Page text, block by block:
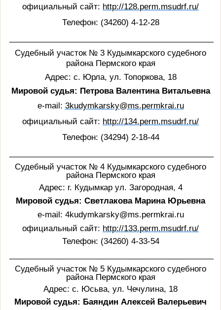
официальный сайт: http://128.perm.msudrf.ru/
Телефон: (34260) 4-12-28
Судебный участок № 3 Кудымкарского судебного
района Пермского края
Адрес: с. Юрла, ул. Топоркова, 18
Мировой судья: Петрова Валентина Витальевна
e-mail: 3kudymkarsky@ms.permkrai.ru
официальный сайт: http://134.perm.msudrf.ru/
Телефон: (34294) 2-18-44
Судебный участок № 4 Кудымкарского судебного
района Пермского края
Адрес: г. Кудымкар ул. Загородная, 4
Мировой судья: Светлакова Марина Юрьевна
e-mail: 4kudymkarsky@ms.permkrai.ru
официальный сайт: http://133.perm.msudrf.ru/
Телефон: (34260) 4-33-54
Судебный участок № 5 Кудымкарского судебного
района Пермского края
Адрес: с. Юсьва, ул. Чечулина, 18
Мировой судья: Баяндин Алексей Валерьевич